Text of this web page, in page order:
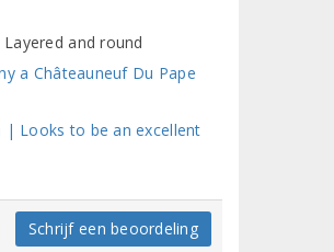
and round
a Châteauneuf Du Pape
| Looks to be an excellent
Schrijf een beoordeling